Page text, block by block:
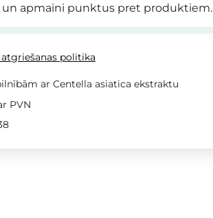
un apmaini punktus pret produktiem.
politika
ar Centella asiatica ekstraktu
PVN